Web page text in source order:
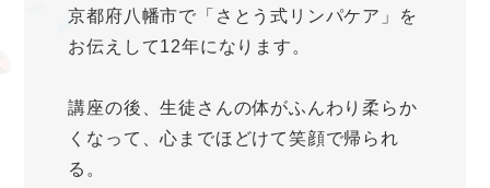
京都府八幡市で「さとう式リンパケア」を
お伝えして12年になります。
講座の後、生徒さんの体がふんわり柔らか
くなって、心までほどけて笑顔で帰られ
る。